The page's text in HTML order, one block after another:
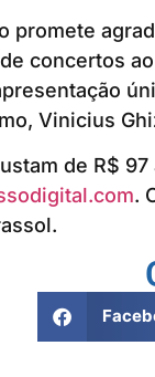
promete
concertos
Vinicius
de R$ 97
.